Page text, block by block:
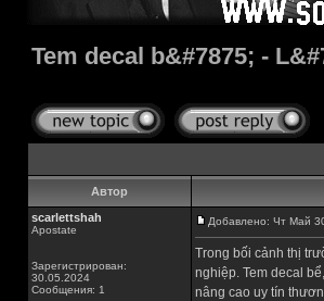
Tem decal b&#7875; -
Автор
scarlettshah
Apostate
Зарегистрирован:
30.05.2024
Сообщения: 1
Добавлено: Чт Май
Trong bối cảnh thị
nghiệp. Tem decal
nâng cao uy tín